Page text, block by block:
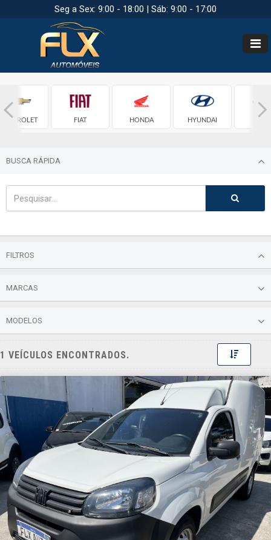
Seg a Sex: 9:00 - 18:00 | Sáb: 9:00 - 17:00
CHEVROLET FIAT HONDA HYUNDAI
BUSCA RÁPIDA
FILTROS
MARCAS
MODELOS
1 VEÍCULOS ENCONTRADOS. Toggle